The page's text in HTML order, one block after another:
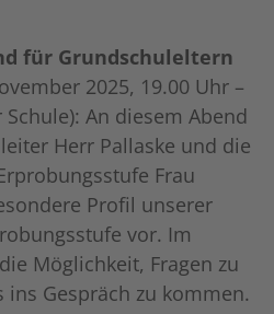
für Grundschuleltern
2025, 19.00 Uhr –
An diesem Abend
Herr Pallaske und die
Frau
Profil unserer
vor. Im
Möglichkeit, Fragen zu
Gespräch zu kommen.